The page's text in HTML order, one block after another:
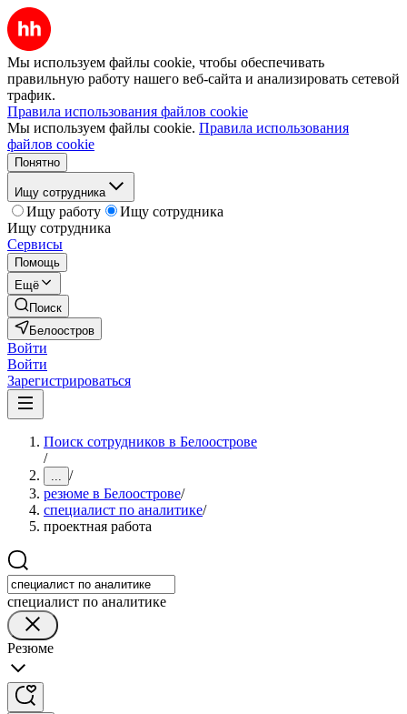
Мы используем файлы cookie, чтобы обеспечивать
правильную работу нашего веб-сайта и анализировать сетевой
трафик.
Правила использования файлов cookie
Мы используем файлы cookie. Правила использования
файлов cookie
Понятно
Ищу сотрудника
Ищу работу
Ищу сотрудника
Ищу сотрудника
Сервисы
Помощь
Ещё
Поиск
Белоостров
Войти
Войти
Зарегистрироваться
Поиск сотрудников в Белоострове
/
... /
резюме в Белоострове/
специалист по аналитике/
проектная работа
специалист по аналитике
Резюме